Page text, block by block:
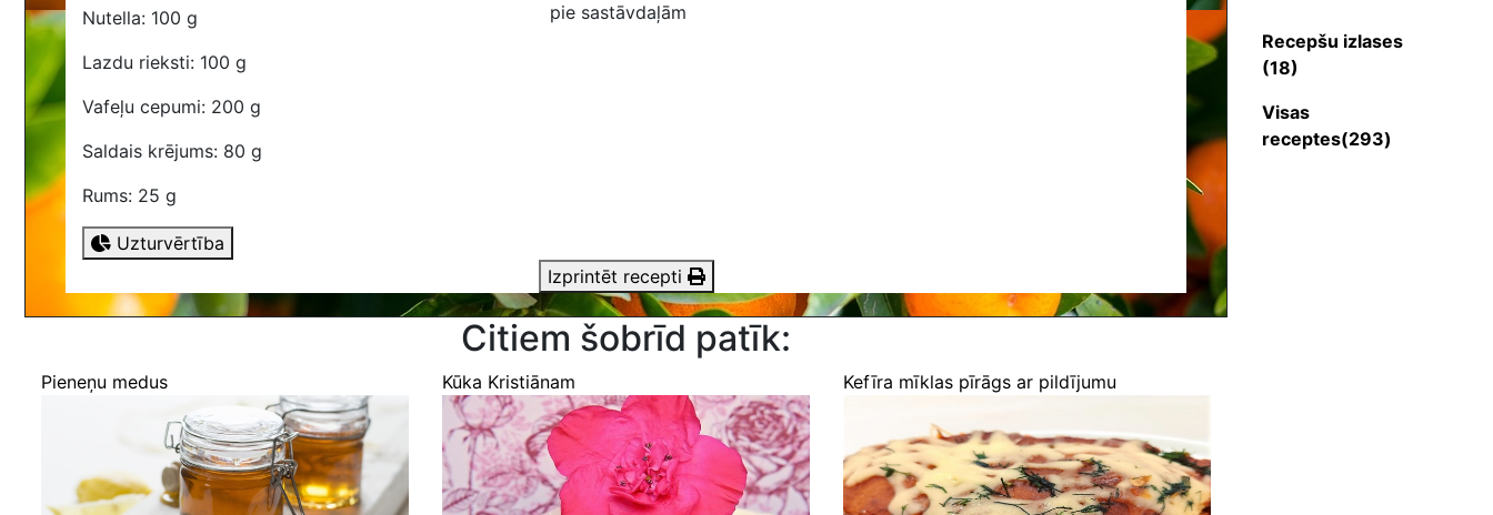
Nutella: 100 g
Lazdu rieksti: 100 g
Vafeļu cepumi: 200 g
Saldais krējums: 80 g
Rums: 25 g
Uzturvērtība
pie sastāvdaļām
Izprintēt recepti
Citiem šobrīd patīk:
Pieneņu medus Kūka Kristiānam Kefīra mīklas pīrāgs ar pildījumu
Recepšu izlases
(18)
Visas
receptes(293)